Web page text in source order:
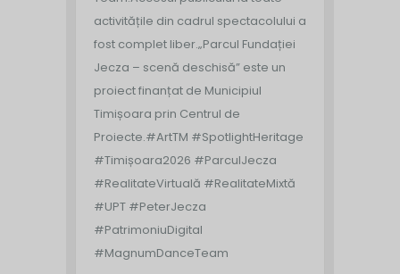
activitățile din cadrul spectacolului a
fost complet liber.„Parcul Fundației
Jecza – scenă deschisă” este un
proiect finanțat de Municipiul
Timișoara prin Centrul de
Proiecte.#ArtTM #SpotlightHeritage
#Timișoara2026 #ParculJecza
#RealitateVirtuală #RealitateMixtă
#UPT #PeterJecza
#PatrimoniuDigital
#MagnumDanceTeam